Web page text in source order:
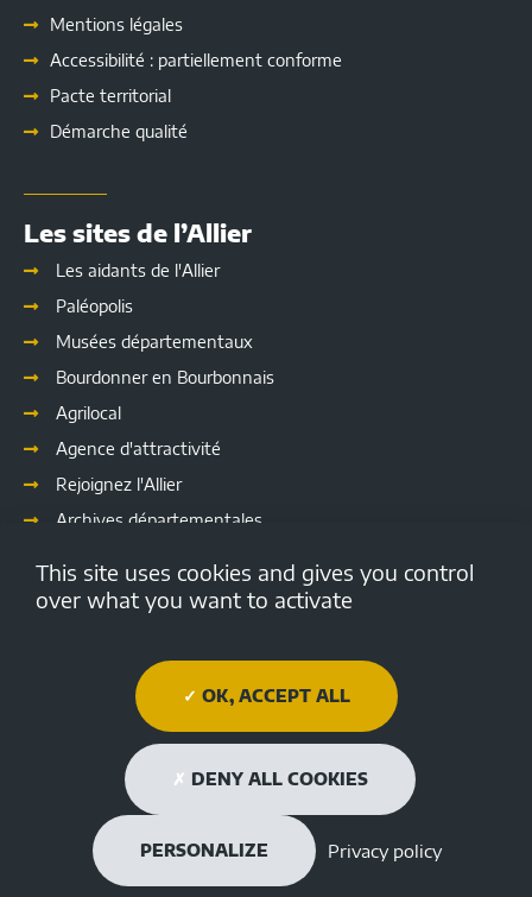
Mentions légales
Accessibilité : partiellement conforme
Pacte territorial
Démarche qualité
Les sites de l’Allier
Les aidants de l'Allier
Paléopolis
Musées départementaux
Bourdonner en Bourbonnais
Agrilocal
Agence d'attractivité
Rejoignez l'Allier
Archives départementales
Culture
Open data de l'Allier
Médiathèque Départementale de l'Allier
Allier tourisme
Restons connectés
L’Allier
sur
L’Allier
sur

This site uses cookies and gives you control
over what you want to activate
OK, ACCEPT ALL
DENY ALL COOKIES
PERSONALIZE Privacy policy